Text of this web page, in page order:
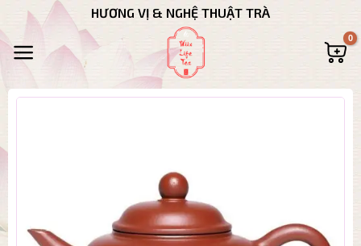
qua
nội
HƯƠNG VỊ & NGHỆ THUẬT TRÀ